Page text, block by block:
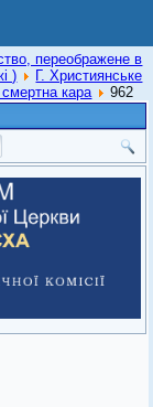
переображене в
)
Г. Християнське
кара 962